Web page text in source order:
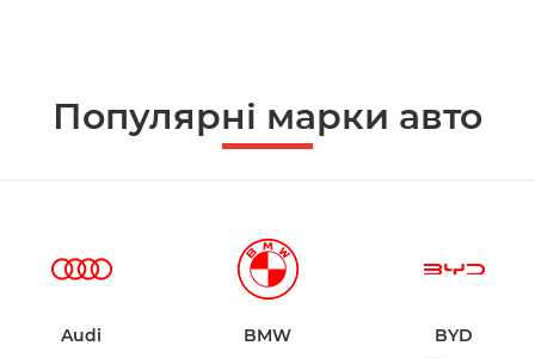
Популярні марки авто
Audi BMW BYD